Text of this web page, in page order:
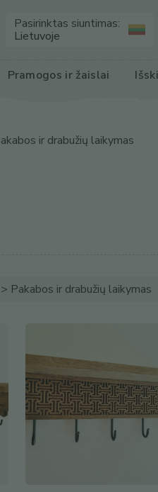
Pasirinktas siuntimas:
Lietuvoje
Pramogos ir žaislai
ir drabužių laikymas
Pakabos ir drabužių laikymas